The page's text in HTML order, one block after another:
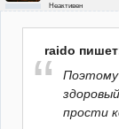
Неактивен
raido
прости